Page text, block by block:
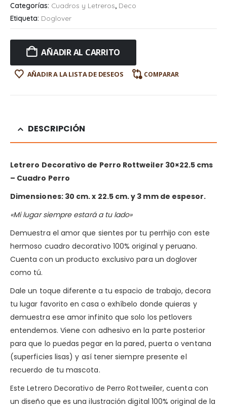
Categorías: Cuadros y Letreros, Deco
Etiqueta: Doglover
AÑADIR AL CARRITO
AÑADIR A LA LISTA DE DESEOS COMPARAR
DESCRIPCIÓN
Letrero Decorativo de Perro Rottweiler 30×22.5 cms
– Cuadro Perro
Dimensiones: 30 cm. x 22.5 cm. y 3 mm de espesor.
«Mi lugar siempre estará a tu lado»
Demuestra el amor que sientes por tu perrhijo con este
hermoso cuadro decorativo 100% original y peruano.
Cuenta con un producto exclusivo para un doglover
como tú.
Dale un toque diferente a tu espacio de trabajo, decora
tu lugar favorito en casa o exhíbelo donde quieras y
demuestra ese amor infinito que solo los petlovers
entendemos. Viene con adhesivo en la parte posterior
para que lo puedas pegar en la pared, puerta o ventana
(superficies lisas) y así tener siempre presente el
recuerdo de tu mascota.
Este Letrero Decorativo de Perro Rottweiler, cuenta con
un diseño que es una ilustración digital 100% original de la